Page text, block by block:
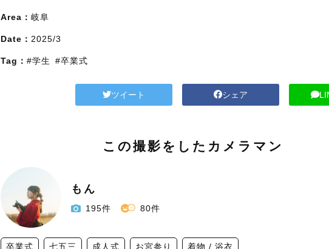
Area： 岐阜
Date： 2025/3
Tag： #学生 #卒業式
ツイート シェア
この撮影をしたカメラマン
もん
195件 80件
卒業式 七五三 成人式 お宮参り 着物 / 浴衣